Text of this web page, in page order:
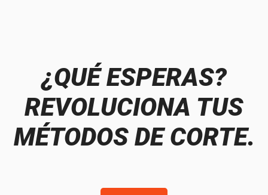
¿QUÉ ESPERAS?
REVOLUCIONA TUS
MÉTODOS DE CORTE.